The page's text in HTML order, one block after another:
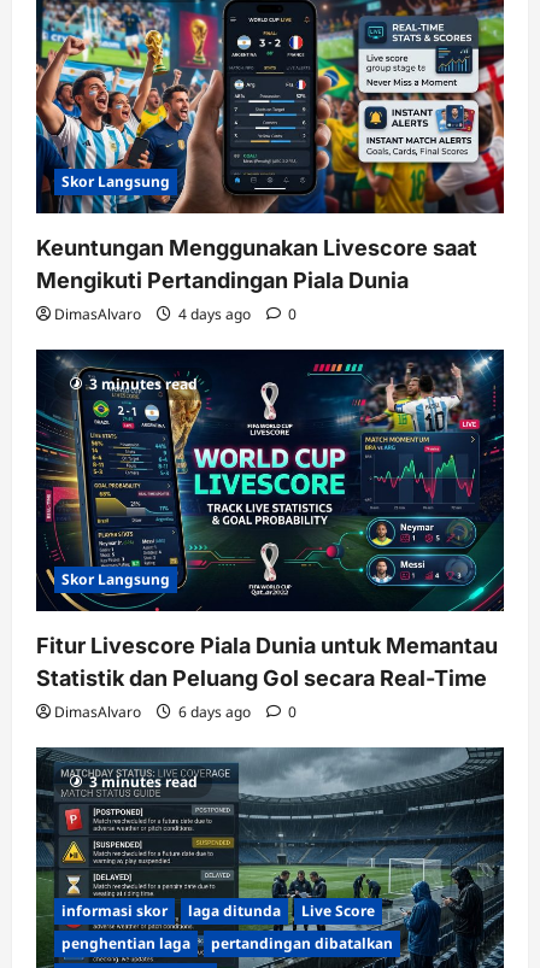
Skor Langsung
Keuntungan Menggunakan Livescore saat
Mengikuti Pertandingan Piala Dunia
DimasAlvaro 4 days ago 0
3 minutes read
Skor Langsung
Fitur Livescore Piala Dunia untuk Memantau
Statistik dan Peluang Gol secara Real-Time
DimasAlvaro 6 days ago 0
3 minutes read
informasi skor laga ditunda
Live Score
penghentian laga
pertandingan dibatalkan